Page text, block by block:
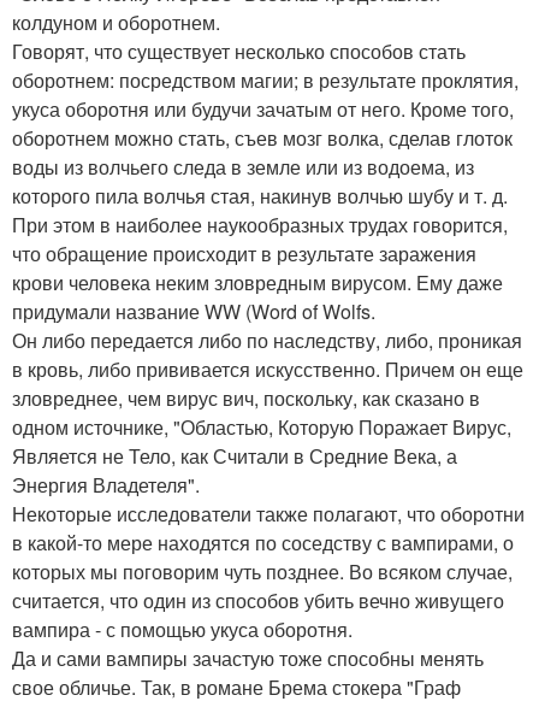
колдуном и оборотнем.
Говорят, что существует несколько способов стать
оборотнем: посредством магии; в результате проклятия,
укуса оборотня или будучи зачатым от него. Кроме того,
оборотнем можно стать, съев мозг волка, сделав глоток
воды из волчьего следа в земле или из водоема, из
которого пила волчья стая, накинув волчью шубу и т. д.
При этом в наиболее наукообразных трудах говорится,
что обращение происходит в результате заражения
крови человека неким зловредным вирусом. Ему даже
придумали название WW (Word of Wolfs.
Он либо передается либо по наследству, либо, проникая
в кровь, либо прививается искусственно. Причем он еще
зловреднее, чем вирус вич, поскольку, как сказано в
одном источнике, "Областью, Которую Поражает Вирус,
Является не Тело, как Считали в Средние Века, а
Энергия Владетеля".
Некоторые исследователи также полагают, что оборотни
в какой-то мере находятся по соседству с вампирами, о
которых мы поговорим чуть позднее. Во всяком случае,
считается, что один из способов убить вечно живущего
вампира - с помощью укуса оборотня.
Да и сами вампиры зачастую тоже способны менять
свое обличье. Так, в романе Брема стокера "Граф